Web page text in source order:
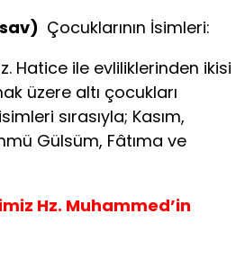
Çocuklarının İsimleri:
Hatice ile evliliklerinden ikisi
üzere altı çocukları
sırasıyla; Kasım,
Gülsüm, Fâtıma ve
Hz. Muhammed’in